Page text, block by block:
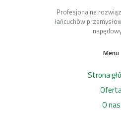
Profesjonalne
łańcuchów
Menu
Strona
O nas